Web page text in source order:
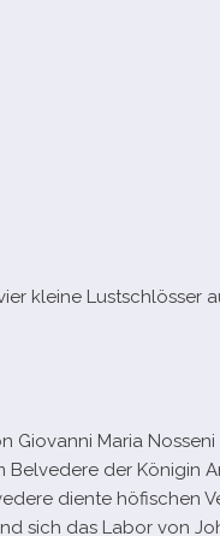
kleine Lustschlösser
Giovanni Maria
Belvedere der Königin
diente höfi­schen
sich das Labor von